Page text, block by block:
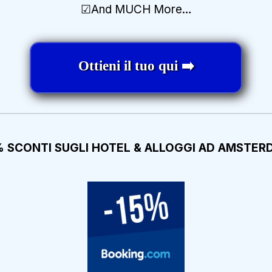
☑And MUCH More…
Ottieni il tuo qui ➡️
SCONTI SUGLI HOTEL & ALLOGGI AD